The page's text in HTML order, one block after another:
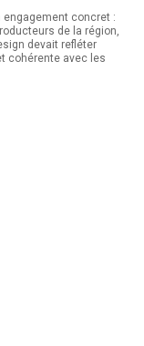
engagement concret :
de la région,
devait refléter
cohérente avec les